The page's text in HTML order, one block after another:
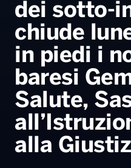
Sport
Radio
Interviste
Oroscopo
Speciale
Voce al Bari
Battiti Live 2026
Gallery
dei sotto-
chiude
in piedi i
baresi
Salute,
alla